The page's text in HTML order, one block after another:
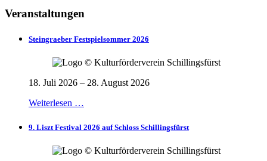
Veranstaltungen
Steingraeber Festspielsommer 2026
18. Juli 2026 – 28. August 2026
Weiterlesen …
9. Liszt Festival 2026 auf Schloss Schillingsfürst